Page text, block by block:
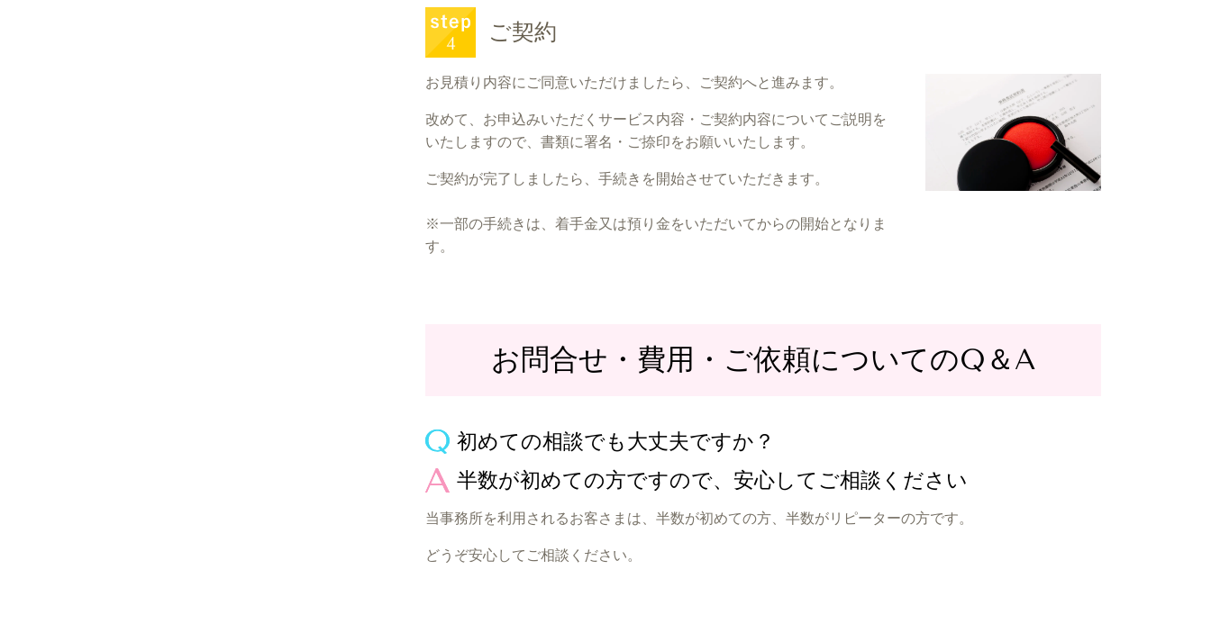
ご契約
お見積り内容にご同意いただけましたら、ご契約へと進みます。
改めて、お申込みいただくサービス内容・ご契約内容についてご説明を
いたしますので、書類に署名・ご捺印をお願いいたします。
ご契約が完了しましたら、手続きを開始させていただきます。
※一部の手続きは、着手金又は預り金をいただいてからの開始となりま
す。
お問合せ・費用・ご依頼についてのQ＆A
初めての相談でも大丈夫ですか？
半数が初めての方ですので、安心してご相談ください
当事務所を利用されるお客さまは、半数が初めての方、半数がリピーターの方です。
どうぞ安心してご相談ください。